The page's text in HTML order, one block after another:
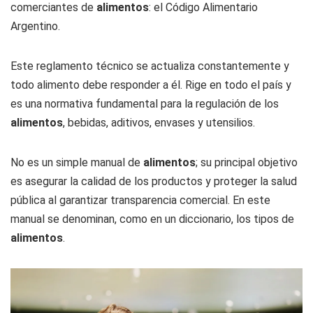
comerciantes de alimentos: el Código Alimentario
Argentino.
Este reglamento técnico se actualiza constantemente y
todo alimento debe responder a él. Rige en todo el país y
es una normativa fundamental para la regulación de los
alimentos, bebidas, aditivos, envases y utensilios.
No es un simple manual de alimentos; su principal objetivo
es asegurar la calidad de los productos y proteger la salud
pública al garantizar transparencia comercial. En este
manual se denominan, como en un diccionario, los tipos de
alimentos.